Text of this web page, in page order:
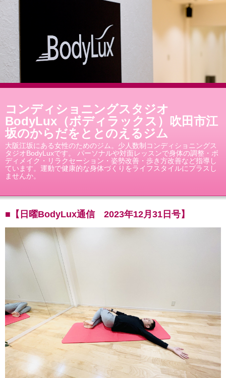
コンディショニングスタジオ
BodyLux（ボディラックス）吹田市江
坂のからだをととのえるジム
大阪江坂にある女性のためのジム。少人数制コンディショニングス
タジオBodyLuxです。 パーソナルや対面レッスンで身体の調整・ボ
ディメイク・リラクセーション・姿勢改善・歩き方改善など指導し
ています。運動で健康的な身体づくりをライフスタイルにプラスし
ませんか。
■【日曜BodyLux通信 2023年12月31日号】